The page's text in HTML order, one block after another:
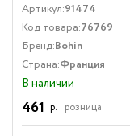
Артикул:91474
Код товара:76769
Бренд:Bohin
Страна:Франция
В наличии
461 р. розница